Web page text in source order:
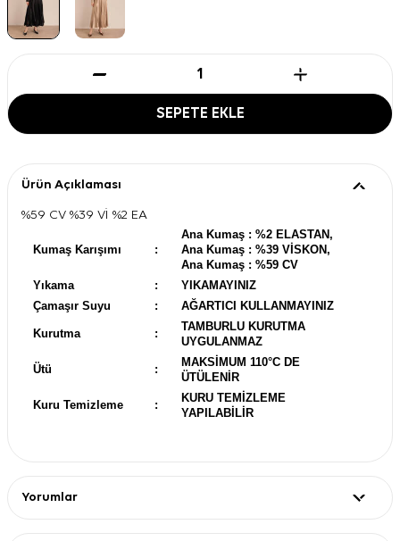
SEPETE EKLE
Ürün Açıklaması
%59 CV %39 Vİ %2 EA
Kumaş Karışımı :
Ana Kumaş : %2 ELASTAN,
Ana Kumaş : %39 VİSKON,
Ana Kumaş : %59 CV
Yıkama
:
YIKAMAYINIZ
Çamaşır Suyu
: AĞARTICI KULLANMAYINIZ
Kurutma :
TAMBURLU KURUTMA
UYGULANMAZ
Ütü :
MAKSİMUM 110°C DE
ÜTÜLENİR
Kuru Temizleme :
KURU TEMİZLEME
YAPILABİLİR
Yorumlar